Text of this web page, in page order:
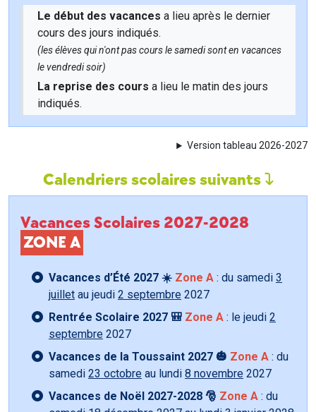
Le début des vacances a lieu après le dernier
cours des jours indiqués.
(les élèves qui n'ont pas cours le samedi sont en vacances
le vendredi soir)
La reprise des cours a lieu le matin des jours
indiqués.
Version tableau 2026-2027
Calendriers scolaires suivants
Vacances Scolaires 2027-2028
ZONE A
Vacances d’Été 2027 ☀️ Zone A : du samedi 3
juillet au jeudi 2 septembre 2027
Rentrée Scolaire 2027 🎒 Zone A : le jeudi 2
septembre 2027
Vacances de la Toussaint 2027 🎃 Zone A : du
samedi 23 octobre au lundi 8 novembre 2027
Vacances de Noël 2027-2028 🎅 Zone A : du